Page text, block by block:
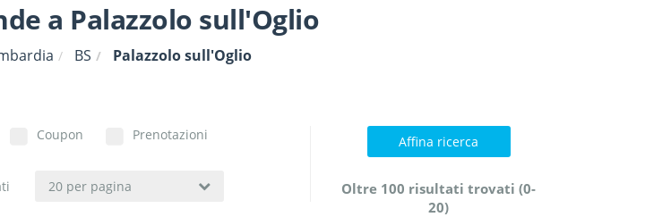
a Palazzolo sull'Oglio
BS Palazzolo sull'Oglio
Coupon Prenotazioni
20 per pagina
Affina ricerca
Oltre 100 risultati trovati (0-
20)